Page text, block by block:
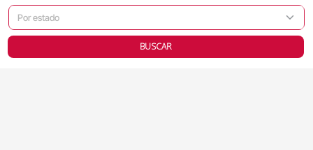
BUSCAR